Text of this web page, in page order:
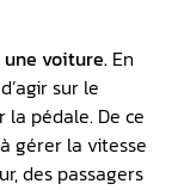
voiture. En
sur le
pédale. De ce
gérer la vitesse
des passagers